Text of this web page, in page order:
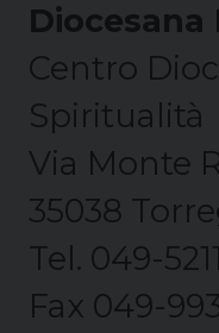
Diocesana
Centro
Spiritualità
Via Monte
35038
Tel. 049-
Fax 049-